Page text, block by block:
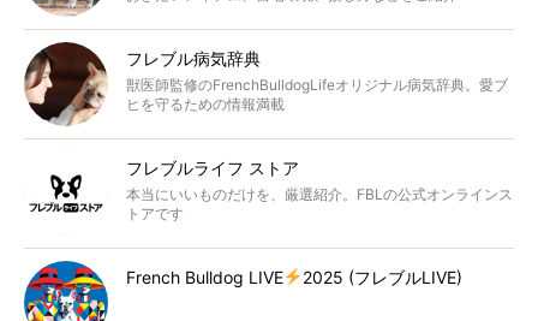
フレブル病気辞典
獣医師監修のFrenchBulldogLifeオリジナル病気辞典。愛ブ
ヒを守るための情報満載
フレブルライフ ストア
本当にいいものだけを、厳選紹介。FBLの公式オンラインス
トアです
French Bulldog LIVE 2025 (フレブルLIVE)